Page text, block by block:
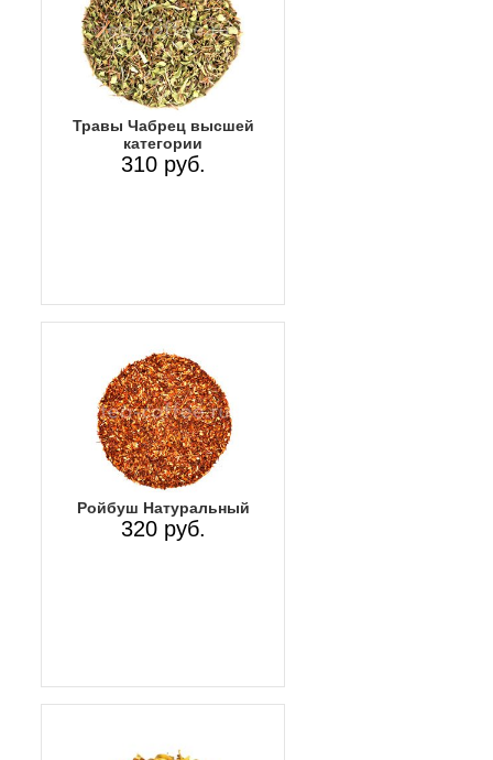
Травы Чабрец высшей
категории
310 руб.
Ройбуш Натуральный
320 руб.